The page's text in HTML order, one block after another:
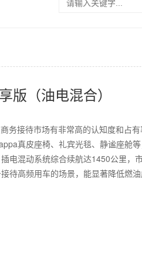
版（油电混合）
务接待市场有非常高的认知度和占有
真皮座椅、礼宾光毯、静谧座舱
电混动系统综合续航达1450公里，
待高频用车的场景，能显著降低燃